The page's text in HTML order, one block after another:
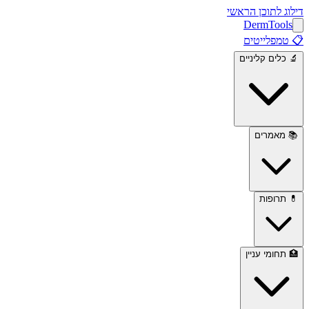
דילוג לתוכן הראשי
DermTools
📋 טמפלייטים
🔬 כלים קליניים
📚 מאמרים
💊 תרופות
🏥 תחומי עניין